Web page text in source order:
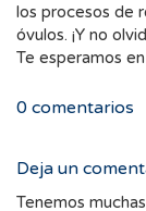
los procesos de
óvulos. ¡Y no olvides seguirnos a través de las redes sociales!
Te esperamos en
0 comentarios
Deja un
Tenemos